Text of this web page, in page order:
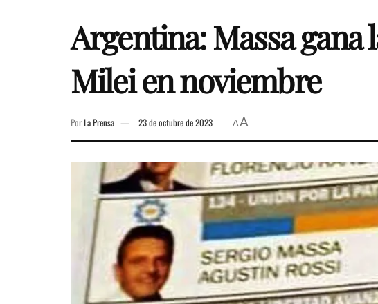
Argentina: Massa gana
Milei en noviembre
PorLa Prensa 23 de octubre de 2023 AA